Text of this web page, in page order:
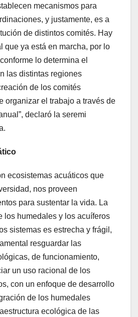
mecanismos para
y justamente, es a
de distintos comités. Hay
que ya está en marcha, por lo
lo determina el
las distintas regiones
de los comités
organizar el trabajo a través de
declaró la seremi
ecosistemas acuáticos que
nos proveen
para sustentar la vida. La
los humedales y los acuíferos
sistemas es estrecha y frágil,
resguardar las
de funcionamiento,
un uso racional de los
con un enfoque de desarrollo
de los humedales
ecológica de las